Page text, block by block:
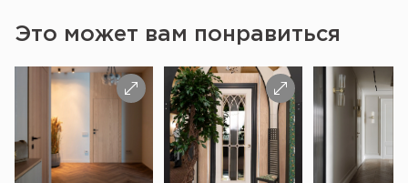
Это может вам понравиться